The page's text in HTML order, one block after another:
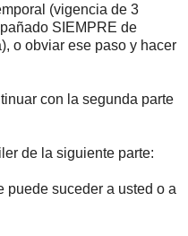
(vigencia de 3
SIEMPRE de
o obviar ese paso y hacer
con la segunda parte
de la siguiente parte:
puede suceder a usted o a